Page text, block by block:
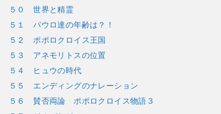
５０ 世界と精霊
５１ パウロ達の年齢は？！
５２ ポポロクロイス王国
５３ アネモリトスの位置
５４ ヒュウの時代
５５ エンディングのナレーション
５６ 賛否両論 ポポロクロイス物語３